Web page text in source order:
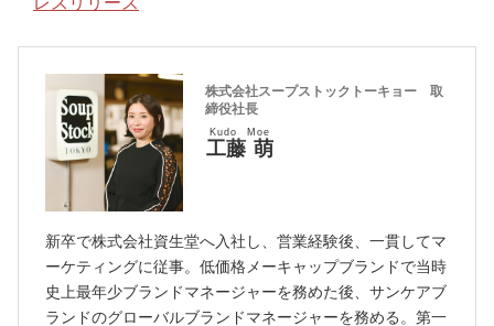
株式会社スープストックトーキョー 取
締役社長
工藤 萌
Kudo Moe
新卒で株式会社資生堂へ入社し、営業経験後、一貫してマ
ーケティングに従事。低価格メーキャップブランドで当時
史上最年少ブランドマネージャーを務めた後、サンケアブ
ランドのグローバルブランドマネージャーを務める。第一